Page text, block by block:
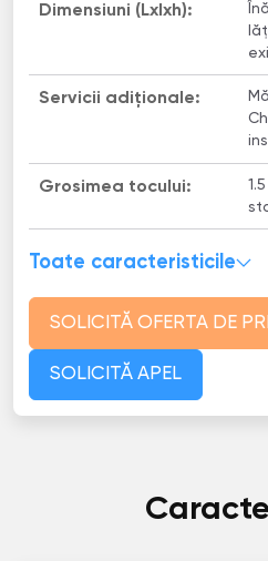
Dimensiuni (Lxlxh):
Servicii adiționale:
Grosimea tocului:
Toate caracteristicile
SOLICITĂ OFERTA DE
SOLICITĂ APEL